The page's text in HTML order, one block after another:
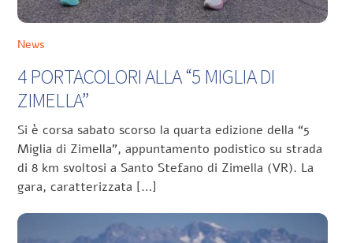
News
4 PORTACOLORI ALLA “5 MIGLIA DI
ZIMELLA”
Si è corsa sabato scorso la quarta edizione della “5
Miglia di Zimella”, appuntamento podistico su strada
di 8 km svoltosi a Santo Stefano di Zimella (VR). La
gara, caratterizzata […]